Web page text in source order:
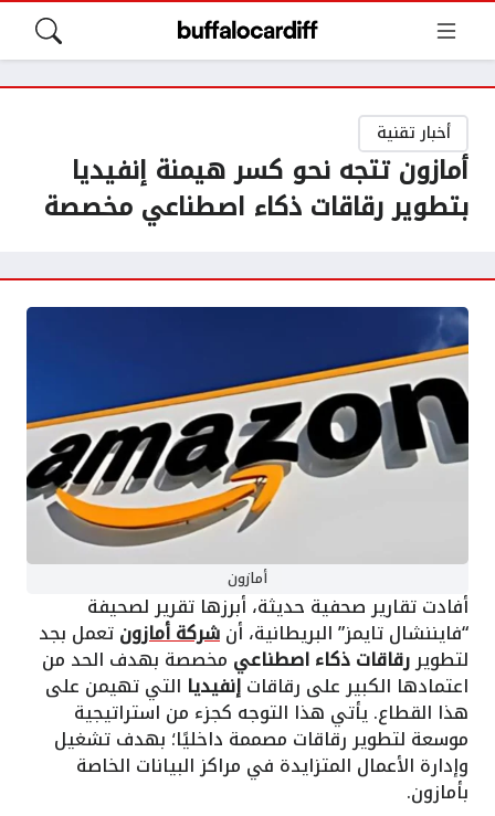
أخبار تقنية
أمازون تتجه نحو كسر هيمنة إنفيديا
بتطوير رقاقات ذكاء اصطناعي مخصصة
أمازون
أفادت تقارير صحفية حديثة، أبرزها تقرير لصحيفة
“فايننشال تايمز” البريطانية، أنشركة أمازونتعمل بجد
لتطويررقاقات ذكاء اصطناعي مخصصة بهدف الحد من
اعتمادها الكبير على رقاقاتإنفيديا التي تهيمن على
هذا القطاع. يأتي هذا التوجه كجزء من استراتيجية
موسعة لتطوير رقاقات مصممة داخليًا؛ بهدف تشغيل
وإدارة الأعمال المتزايدة في مراكز البيانات الخاصة
بأمازون.